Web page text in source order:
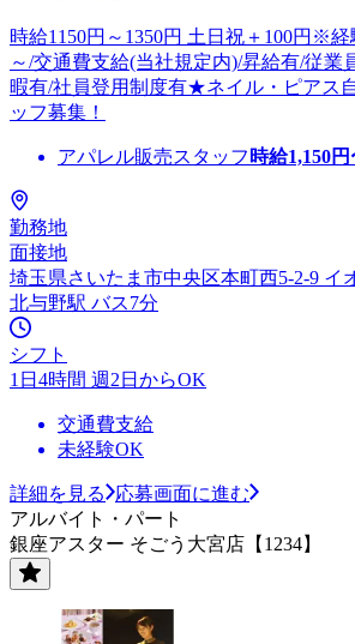
時給1150円～1350円 土日祝＋100円※経
～/交通費支給(当社規定内)/昇給有/従業
暇有/社員登用制度有★ネイル・ピアス
ッフ募集！
アパレル販売スタッフ 時給1,150
勤務地
面接地
埼玉県さいたま市中央区本町西5-2-9 イ
北与野駅 バス7分
シフト
1日4時間 週2日からOK
交通費支給
未経験OK
詳細を見る
応募画面に進む
アルバイト・パート
銀座アスター そごう大宮店【1234】